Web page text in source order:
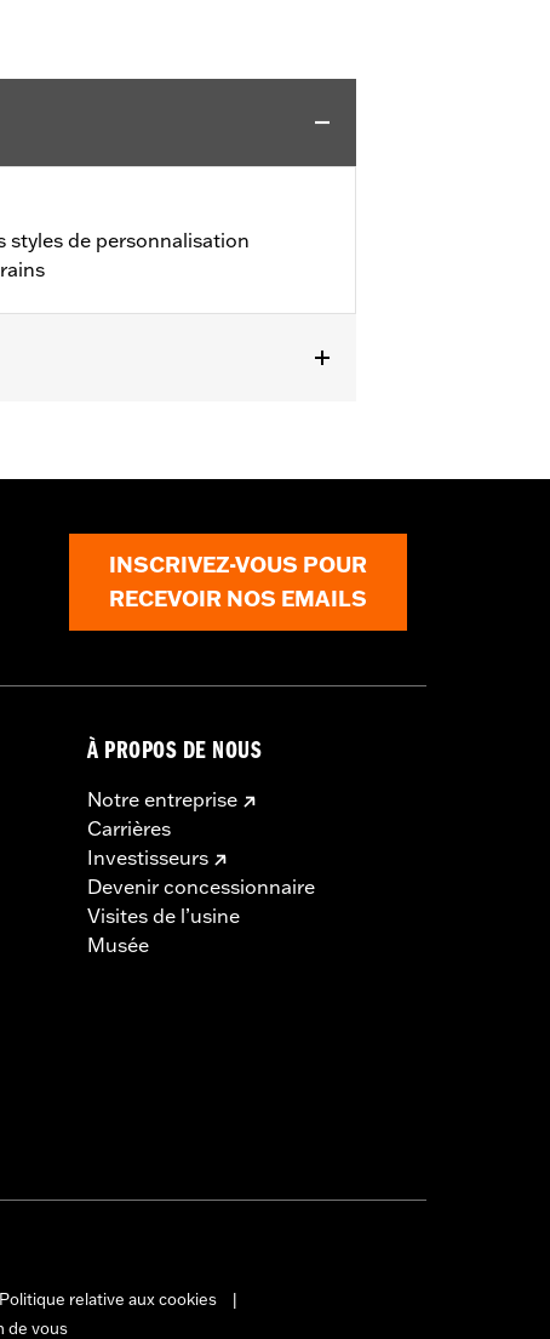
de personnalisation
INSCRIVEZ-VOUS POUR
RECEVOIR NOS EMAILS
À PROPOS DE NOUS
Notre entreprise
Carrières
Investisseurs
Devenir concessionnaire
Visites de l’usine
Musée
Politique relative aux cookies
de vous